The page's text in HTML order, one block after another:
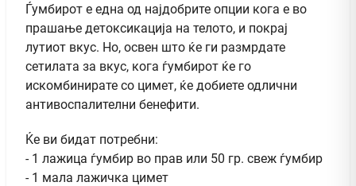
Ѓумбирот е една од најдобрите опции кога е во
прашање детоксикација на телото, и покрај
лутиот вкус. Но, освен што ќе ги размрдате
сетилата за вкус, кога ѓумбирот ќе го
искомбинирате со цимет, ќе добиете одлични
антивоспалителни бенефити.
Ќе ви бидат потребни:
- 1 лажица ѓумбир во прав или 50 гр. свеж ѓумбир
- 1 мала лажичка цимет